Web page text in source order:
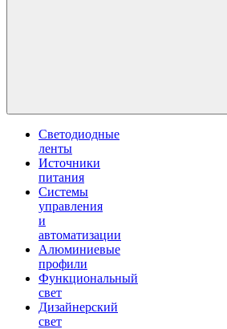
Светодиодные
ленты
Источники
питания
Системы
управления
и
автоматизации
Алюминиевые
профили
Функциональный
свет
Дизайнерский
свет